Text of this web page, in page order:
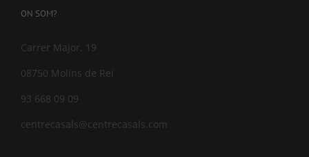
ON SOM?
Carrer Major, 19
08750 Molins de Rei
93 668 09 09
centrecasals@centrecasals.com